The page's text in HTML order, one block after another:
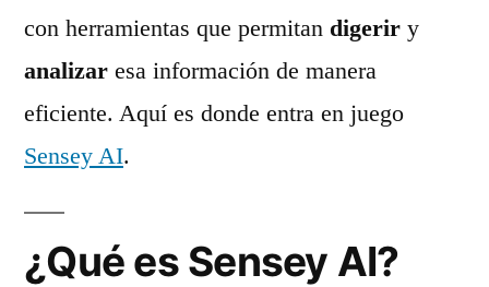
con herramientas que permitan digerir y
analizar esa información de manera
eficiente. Aquí es donde entra en juego
Sensey AI.
¿Qué es Sensey AI?